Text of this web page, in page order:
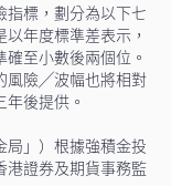
指標，劃分為以下七
年度標準差表示，
至小數後兩個位。
風險╱波幅也將相對
後提供。
局」）根據強積金投
港證券及期貨事務監